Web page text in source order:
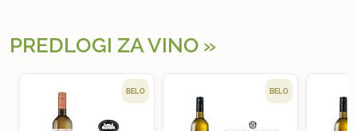
PREDLOGI ZA VINO
BELO BELO